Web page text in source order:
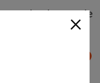
le plateau de
×